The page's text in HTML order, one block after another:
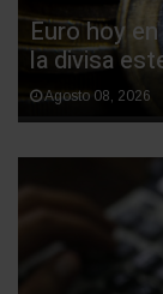
Euro hoy
la divisa
Agosto 08, 2026